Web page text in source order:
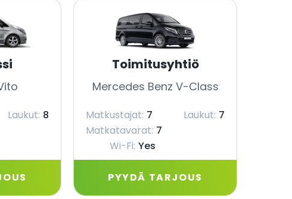
Laukut: 8
Toimitusyhtiö
Mercedes Benz V-Class
Matkustajat: 7 Laukut: 7
Matkatavarat: 7
Wi-Fi: Yes
PYYDÄ TARJOUS